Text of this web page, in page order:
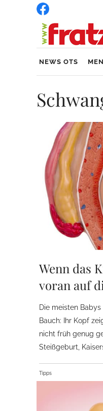
NEWS OTS
Wenn das
voran auf
Die meisten
Bauch: Ihr Kopf
nicht früh genug
Steißgeburt,
Tipps